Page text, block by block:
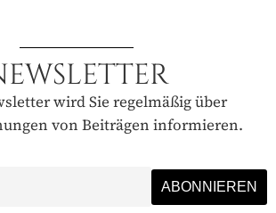
wird Sie regelmäßig über
von Beiträgen informieren.